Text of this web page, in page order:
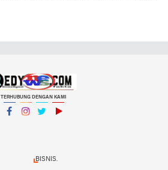
TERHUBUNG DENGAN KAMI
BISNIS.